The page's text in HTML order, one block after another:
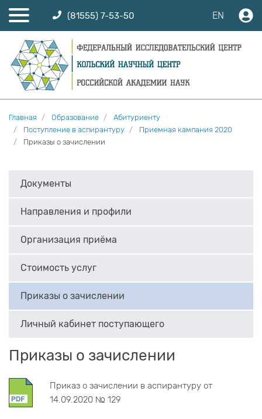
(81555) 7-53-50 EN
Главная Образование
Абитуриенту
Поступление в аспирантуру
Приемная кампания 2020
Приказы о зачислении
Документы
Направления и профили
Организация приёма
Стоимость услуг
Приказы о зачислении
Личный кабинет поступающего
Приказы о зачислении
Приказ о зачислении в аспирантуру от
14.09.2020 № 129